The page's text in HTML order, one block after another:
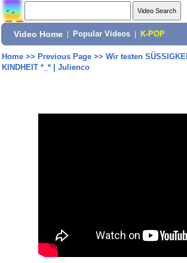
Video Home Popular Videos K-POP
Home>> Previous Page>> Wir testen
KINDHEIT *_* | Julienco